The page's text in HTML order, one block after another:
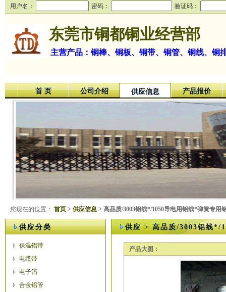
用户名： 密码： 验证码：
东莞市铜都铜业经营部
主营产品：铜棒、铜板、铜带、铜管、铜线、铜
首 页 公司介绍 供应信息 产品报价
您现在的位置： 首页 > 供应信息 > 高品质/3003铝线*/1050导电用铝线*弹簧专用
供应分类
保温铝带
电缆带
电子箔
合金铝管
供应 > 高品质/3003铝线*/
产品大图：